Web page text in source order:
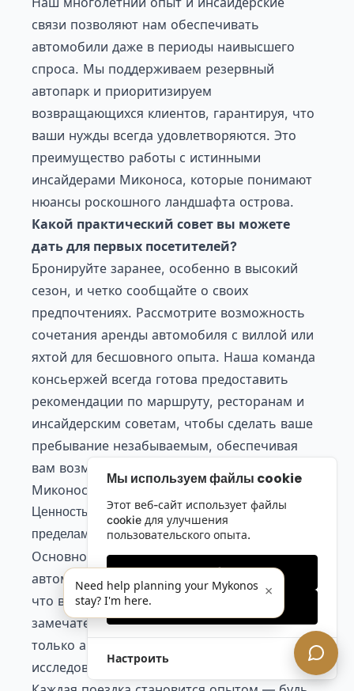
связи позволяют нам обеспечивать
автомобили даже в периоды наивысшего
спроса. Мы поддерживаем резервный
автопарк и приоритизируем
возвращающихся клиентов, гарантируя, что
ваши нужды всегда удовлетворяются. Это
преимущество работы с истинными
инсайдерами Миконоса, которые понимают
нюансы роскошного ландшафта острова.
Какой практический совет вы можете
дать для первых посетителей?
Бронируйте заранее, особенно в высокий
сезон, и четко сообщайте о своих
предпочтениях. Рассмотрите возможность
сочетания аренды автомобиля с виллой или
яхтой для бесшовного опыта. Наша команда
консьержей всегда готова предоставить
рекомендации по маршруту, ресторанам и
инсайдерским советам, чтобы сделать ваше
пребывание незабываемым, обеспечивая
вам возможность испытать все лучшее на
Миконосе.
Ценность аренды роскошного автомобиля — за
пределами транспорта
Основное преимущество аренды роскошного
автомобиля на Миконосе заключается в том,
что ваше путешествие переходит от рутины к
замечательному. С нами вы управляете не
только автомобилем, но и свободой
исследовать остров на своих условиях.
Мы используем файлы cookie
Этот веб-сайт использует файлы
cookie для улучшения
пользовательского опыта.
Только необходимые
Настроить
Need help planning your Mykonos
stay? I'm here.
×